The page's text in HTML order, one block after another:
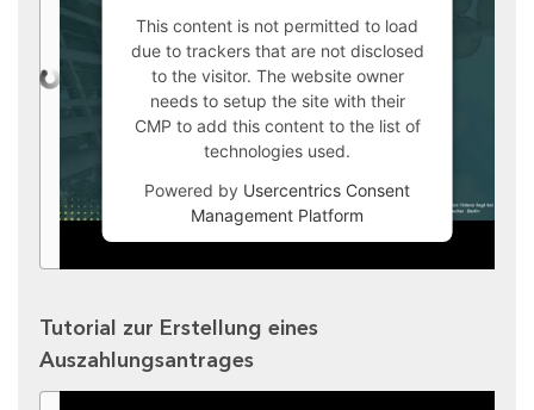
This content is not permitted to load
due to trackers that are not disclosed
to the visitor. The website owner
needs to setup the site with their
CMP to add this content to the list of
technologies used.
Powered by Usercentrics Consent
Management Platform
Tutorial zur Erstellung eines
Auszahlungsantrages